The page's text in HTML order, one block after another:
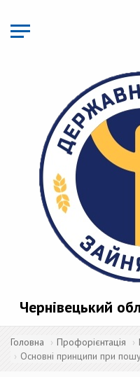
основного
матеріалу
Чернівецький
Головна Профорієнтація
Основні принципи при